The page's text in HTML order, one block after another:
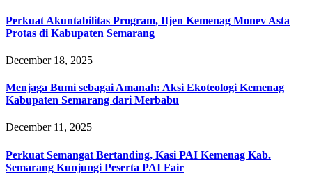
Perkuat Akuntabilitas Program, Itjen Kemenag Monev Asta
Protas di Kabupaten Semarang
December 18, 2025
Menjaga Bumi sebagai Amanah: Aksi Ekoteologi Kemenag
Kabupaten Semarang dari Merbabu
December 11, 2025
Perkuat Semangat Bertanding, Kasi PAI Kemenag Kab.
Semarang Kunjungi Peserta PAI Fair